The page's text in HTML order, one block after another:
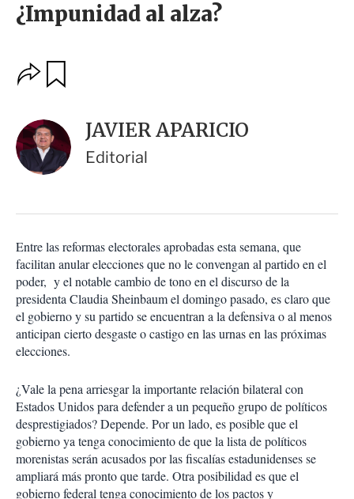
¿Impunidad al alza?
O
p
o
n
e
s
c
m
p
a
r
t
i
r
a
r
JAVIER APARICIO
Editorial
Entre las reformas electorales aprobadas esta semana, que
facilitan anular elecciones que no le convengan al partido en el
poder, y el notable cambio de tono en el discurso de la
presidenta Claudia Sheinbaum el domingo pasado, es claro que
el gobierno y su partido se encuentran a la defensiva o al menos
anticipan cierto desgaste o castigo en las urnas en las próximas
elecciones.
¿Vale la pena arriesgar la importante relación bilateral con
Estados Unidos para defender a un pequeño grupo de políticos
desprestigiados? Depende. Por un lado, es posible que el
gobierno ya tenga conocimiento de que la lista de políticos
morenistas serán acusados por las fiscalías estadunidenses se
ampliará más pronto que tarde. Otra posibilidad es que el
gobierno federal tenga conocimiento de los pactos y